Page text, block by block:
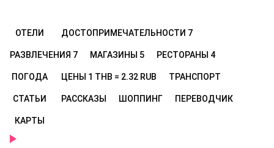
ОТЕЛИ ДОСТОПРИМЕЧАТЕЛЬНОСТИ 7
РАЗВЛЕЧЕНИЯ 7 МАГАЗИНЫ 5 РЕСТОРАНЫ 4
ПОГОДА ЦЕНЫ 1 THB = 2.32 RUB ТРАНСПОРТ
СТАТЬИ РАССКАЗЫ ШОППИНГ ПЕРЕВОДЧИК
КАРТЫ
